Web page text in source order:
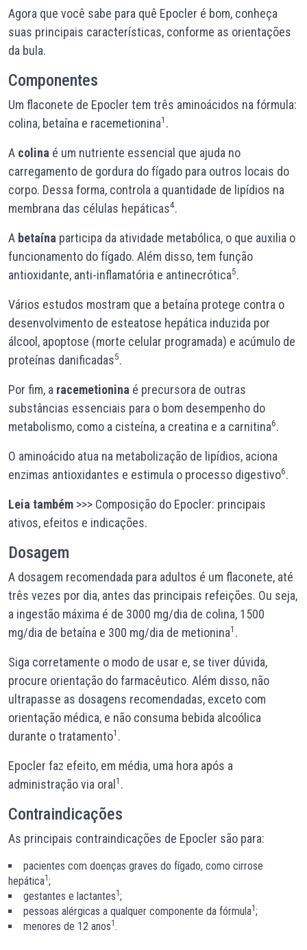
Agora que você sabe para quê Epocler é bom, conheça
suas principais características, conforme as orientações
da bula.
Componentes
Um flaconete de Epocler tem três aminoácidos na fórmula:
colina, betaína e racemetionina1 .
A colina é um nutriente essencial que ajuda no
carregamento de gordura do fígado para outros locais do
corpo. Dessa forma, controla a quantidade de lipídios na
membrana das células hepáticas4.
A betaína participa da atividade metabólica, o que auxilia o
funcionamento do fígado. Além disso, tem função
antioxidante, anti-inflamatória e antinecrótica5.
Vários estudos mostram que a betaína protege contra o
desenvolvimento de esteatose hepática induzida por
álcool, apoptose (morte celular programada) e acúmulo de
proteínas danificadas5.
Por fim, a racemetionina é precursora de outras
substâncias essenciais para o bom desempenho do
metabolismo, como a cisteína, a creatina e a carnitina6.
O aminoácido atua na metabolização de lipídios, aciona
enzimas antioxidantes e estimula o processo digestivo6.
Leia também >>> Composição do Epocler: principais
ativos, efeitos e indicações.
Dosagem
A dosagem recomendada para adultos é um flaconete, até
três vezes por dia, antes das principais refeições. Ou seja,
a ingestão máxima é de 3000 mg/dia de colina, 1500
mg/dia de betaína e 300 mg/dia de metionina1 .
Siga corretamente o modo de usar e, se tiver dúvida,
procure orientação do farmacêutico. Além disso, não
ultrapasse as dosagens recomendadas, exceto com
orientação médica, e não consuma bebida alcoólica
durante o tratamento1 .
Epocler faz efeito, em média, uma hora após a
administração via oral1 .
Contraindicações
As principais contraindicações de Epocler são para:
pacientes com doenças graves do fígado, como cirrose
hepática1;
gestantes e lactantes1;
pessoas alérgicas a qualquer componente da fórmula1;
menores de 12 anos1 .